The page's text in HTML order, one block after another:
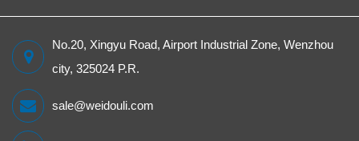
No.20, Xingyu Road, Airport Industrial Zone, Wenzhou
city, 325024 P.R.
sale@weidouli.com